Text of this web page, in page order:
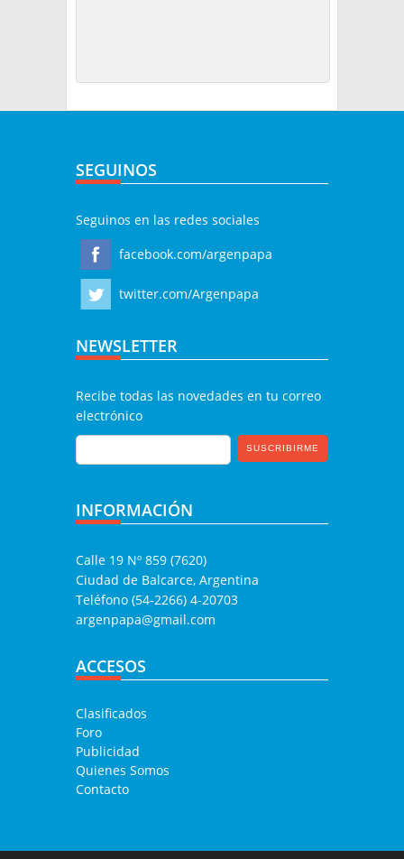
SEGUINOS
Seguinos en las redes sociales
facebook.com/argenpapa
twitter.com/Argenpapa
NEWSLETTER
Recibe todas las novedades en tu correo
electrónico
INFORMACIÓN
Calle 19 Nº 859 (7620)
Ciudad de Balcarce, Argentina
Teléfono (54-2266) 4-20703
argenpapa@gmail.com
ACCESOS
Clasificados
Foro
Publicidad
Quienes Somos
Contacto